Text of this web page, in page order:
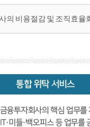
의 비용절감 및 조직효율